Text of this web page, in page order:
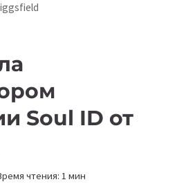
Soul ID от
чтения: 1 мин